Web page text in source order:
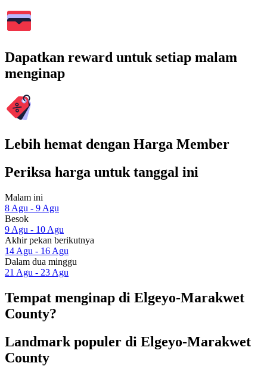
Dapatkan reward untuk setiap malam
menginap
Lebih hemat dengan Harga Member
Periksa harga untuk tanggal ini
Malam ini
8 Agu - 9 Agu
Besok
9 Agu - 10 Agu
Akhir pekan berikutnya
14 Agu - 16 Agu
Dalam dua minggu
21 Agu - 23 Agu
Tempat menginap di Elgeyo-Marakwet
County?
Landmark populer di Elgeyo-Marakwet
County